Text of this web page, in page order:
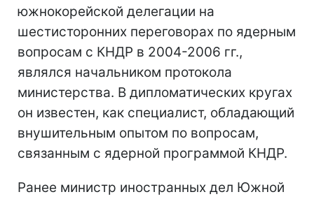
южнокорейской делегации на
шестисторонних переговорах по ядерным
вопросам с КНДР в 2004-2006 гг.,
являлся начальником протокола
министерства. В дипломатических кругах
он известен, как специалист, обладающий
внушительным опытом по вопросам,
связанным с ядерной программой КНДР.
Ранее министр иностранных дел Южной